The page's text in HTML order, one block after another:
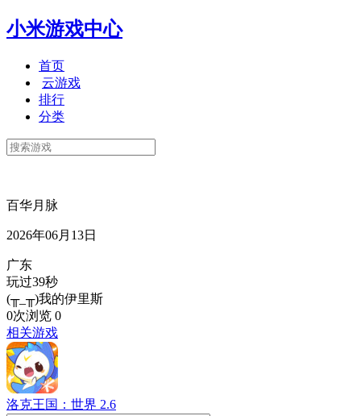
小米游戏中心
首页
云游戏
排行
分类
百华月脉
2026年06月13日
广东
玩过39秒
(╥_╥)我的伊里斯
0次浏览 0
相关游戏
洛克王国：世界 2.6